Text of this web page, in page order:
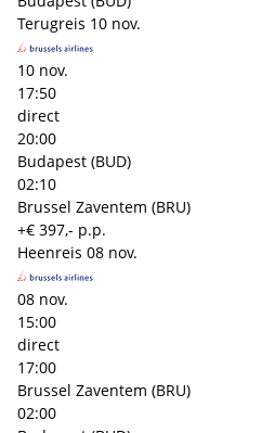
Terugreis 10 nov.
10 nov.
17:50
direct
20:00
Budapest (BUD)
02:10
Brussel Zaventem (BRU)
+€ 397,- p.p.
Heenreis 08 nov.
08 nov.
15:00
direct
17:00
Brussel Zaventem (BRU)
02:00